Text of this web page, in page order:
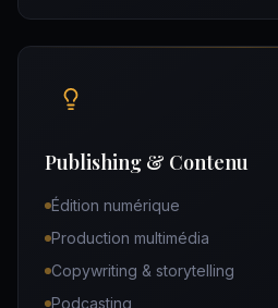
Publishing & Contenu
Édition numérique
Production multimédia
Copywriting & storytelling
Podcasting